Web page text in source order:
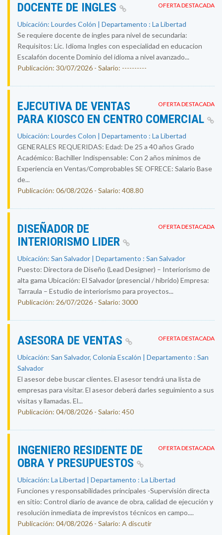
OFERTA DESTACADA
DOCENTE DE INGLES
Ubicación: Lourdes Colón | Departamento : La Libertad
Se requiere docente de ingles para nivel de secundaria:
Requisitos: Lic. Idioma Ingles con especialidad en educacion
Escalafón docente Dominio del idioma a nivel avanzado...
Publicación: 30/07/2026 - Salario: ----------
OFERTA DESTACADA
EJECUTIVA DE VENTAS
PARA KIOSCO EN CENTRO COMERCIAL
Ubicación: Lourdes Colon | Departamento : La Libertad
GENERALES REQUERIDAS: Edad: De 25 a 40 años Grado
Académico: Bachiller Indispensable: Con 2 años mínimos de
Experiencia en Ventas/Comprobables SE OFRECE: Salario Base
de...
Publicación: 06/08/2026 - Salario: 408.80
OFERTA DESTACADA
DISEÑADOR DE
INTERIORISMO LIDER
Ubicación: San Salvador | Departamento : San Salvador
Puesto: Directora de Diseño (Lead Designer) – Interiorismo de
alta gama Ubicación: El Salvador (presencial / híbrido) Empresa:
Tarraula – Estudio de interiorismo para proyectos...
Publicación: 26/07/2026 - Salario: 3000
OFERTA DESTACADA
ASESORA DE VENTAS
Ubicación: San Salvador, Colonia Escalón | Departamento : San
Salvador
El asesor debe buscar clientes. El asesor tendrá una lista de
empresas para visitar. El asesor deberá darles seguimiento a sus
visitas y llamadas. El...
Publicación: 04/08/2026 - Salario: 450
OFERTA DESTACADA
INGENIERO RESIDENTE DE
OBRA Y PRESUPUESTOS
Ubicación: La Libertad | Departamento : La Libertad
Funciones y responsabilidades principales -Supervisión directa
en sitio: Control diario de avance de obra, calidad de ejecución y
resolución inmediata de imprevistos técnicos en campo....
Publicación: 04/08/2026 - Salario: A discutir